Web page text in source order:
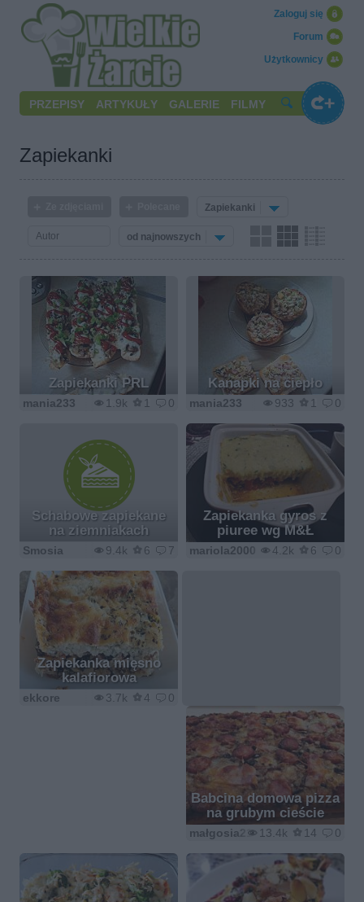
Użytkownicy
Forum
Zaloguj się
PRZEPISY ARTYKUŁY GALERIE FILMY
Zapiekanki
Zapiekanki
od najnowszych
Zapiekanki PRL
1.9k 1 0
mania233
Kanapki na ciepło
933 1 0
mania233
Schabowe zapiekane
na ziemniakach
9.4k 6 7
Smosia
Zapiekanka gyros z
piuree wg M&Ł
4.2k 6 0
mariola2000
Zapiekanka mięsno
kalafiorowa
3.7k 4 0
ekkore
Babcina domowa pizza
na grubym cieście
13.4k 14 0
małgosia21